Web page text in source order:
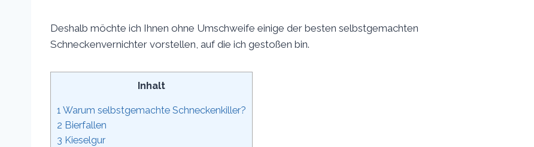
Deshalb möchte ich Ihnen ohne Umschweife einige der besten selbstgemachten
Schneckenvernichter vorstellen, auf die ich gestoßen bin.
Inhalt
1 Warum selbstgemachte Schneckenkiller?
2 Bierfallen
3 Kieselgur